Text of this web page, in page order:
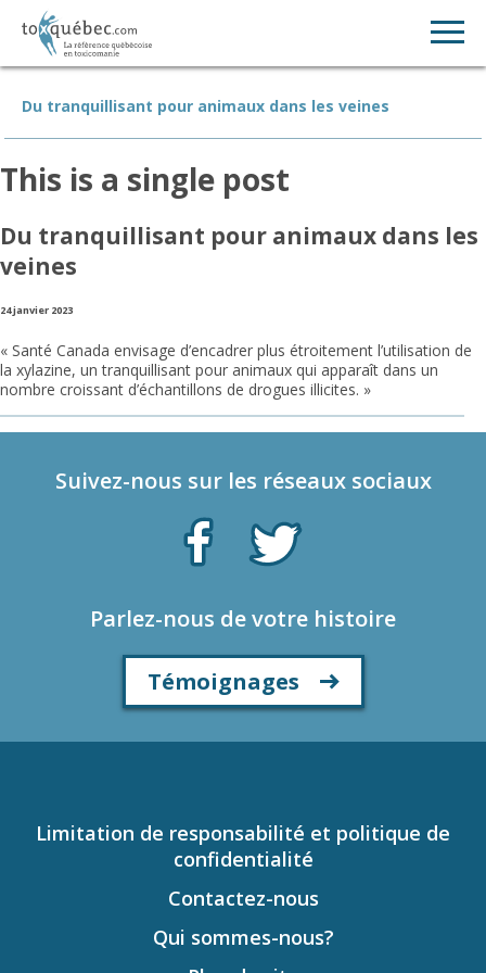
Du tranquillisant pour animaux dans les veines
This is a single post
Du tranquillisant pour animaux dans les
veines
24 janvier 2023
« Santé Canada envisage d’encadrer plus étroitement l’utilisation de
la xylazine, un tranquillisant pour animaux qui apparaît dans un
nombre croissant d’échantillons de drogues illicites. »
Suivez-nous sur les réseaux sociaux
Parlez-nous de votre histoire
Témoignages
Limitation de responsabilité et politique de
confidentialité
Contactez-nous
Qui sommes-nous?